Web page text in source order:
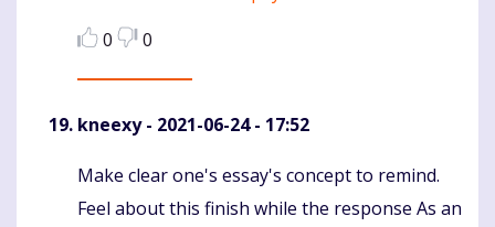
0
0
kneexy- 2021-06-24 - 17:52
Komentaras
Make clear one's essay's concept to remind.
Feel about this finish while the response As an